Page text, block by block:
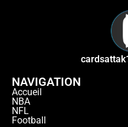
NAVIGATION
Accueil
NBA
NFL
Football